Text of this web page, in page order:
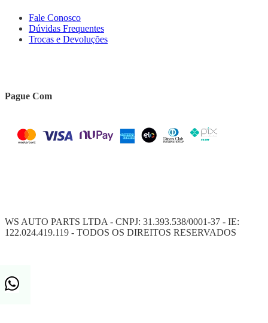
Fale Conosco
Dúvidas Frequentes
Trocas e Devoluções
Pague Com
WS AUTO PARTS LTDA - CNPJ: 31.393.538/0001-37 - IE:
122.024.419.119 - TODOS OS DIREITOS RESERVADOS